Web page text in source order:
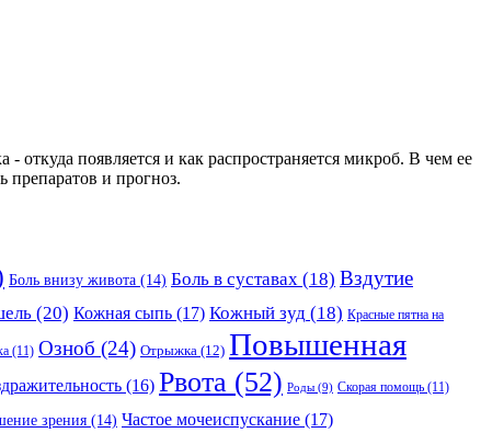
- откуда появляется и как распространяется микроб. В чем ее
и прогноз.
Боль внизу живота (14) Боль в суставах (18) Вздутие
(20) Кожная сыпь (17) Кожный зуд (18) Красные пятна на
(11) Озноб (24) Отрыжка (12) Повышенная
(16) Рвота (52) Роды (9) Скорая помощь (11)
зрения (14) Частое мочеиспускание (17)